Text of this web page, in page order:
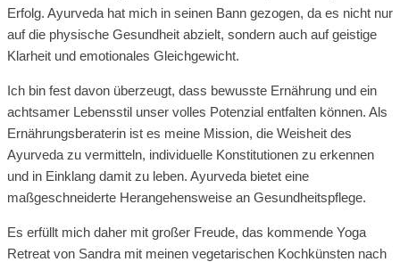
Erfolg. Ayurveda hat mich in seinen Bann gezogen, da es nicht nur
auf die physische Gesundheit abzielt, sondern auch auf geistige
Klarheit und emotionales Gleichgewicht.
Ich bin fest davon überzeugt, dass bewusste Ernährung und ein
achtsamer Lebensstil unser volles Potenzial entfalten können. Als
Ernährungsberaterin ist es meine Mission, die Weisheit des
Ayurveda zu vermitteln, individuelle Konstitutionen zu erkennen
und in Einklang damit zu leben. Ayurveda bietet eine
maßgeschneiderte Herangehensweise an Gesundheitspflege.
Es erfüllt mich daher mit großer Freude, das kommende Yoga
Retreat von Sandra mit meinen vegetarischen Kochkünsten nach